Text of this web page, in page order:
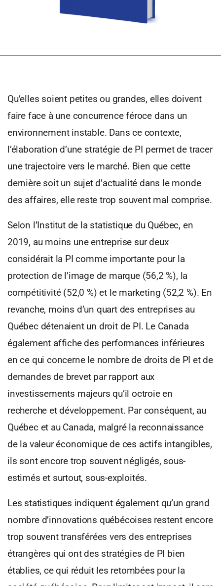
Qu’elles soient petites ou grandes, elles doivent
faire face à une concurrence féroce dans un
environnement instable. Dans ce contexte,
l’élaboration d’une stratégie de PI permet de tracer
une trajectoire vers le marché. Bien que cette
dernière soit un sujet d’actualité dans le monde
des affaires, elle reste trop souvent mal comprise.
Selon l’Institut de la statistique du Québec, en
2019, au moins une entreprise sur deux
considérait la PI comme importante pour la
protection de l’image de marque (56,2 %), la
compétitivité (52,0 %) et le marketing (52,2 %). En
revanche, moins d’un quart des entreprises au
Québec détenaient un droit de PI. Le Canada
également affiche des performances inférieures
en ce qui concerne le nombre de droits de PI et de
demandes de brevet par rapport aux
investissements majeurs qu’il octroie en
recherche et développement. Par conséquent, au
Québec et au Canada, malgré la reconnaissance
de la valeur économique de ces actifs intangibles,
ils sont encore trop souvent négligés, sous-
estimés et surtout, sous-exploités.
Les statistiques indiquent également qu’un grand
nombre d’innovations québécoises restent encore
trop souvent transférées vers des entreprises
étrangères qui ont des stratégies de PI bien
établies, ce qui réduit les retombées pour la